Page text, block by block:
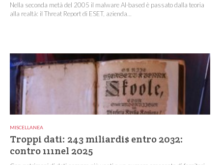
Nella seconda metà del 2005 il malware AI-based è passato dalla teoria
alla realtà: il Threat Report di ESET, azienda...
MISCELLANEA
Troppi dati: 243 miliardi$ entro 2032:
contro 111nel 2025